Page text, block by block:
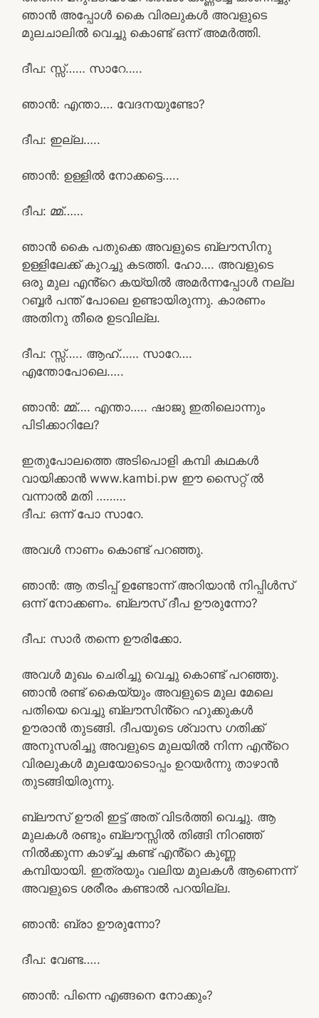
ഞാൻ അപ്പോൾ കൈ വിരലുകൾ അവളുടെ
മുലചാലിൽ വെച്ചു കൊണ്ട് ഒന്ന് അമർത്തി.
ദീപ: സ്സ്‌…… സാറേ…..
ഞാൻ: എന്താ…. വേദനയുണ്ടോ?
ദീപ: ഇല്ല…..
ഞാൻ: ഉള്ളിൽ നോക്കട്ടെ…..
ദീപ: മ്മ്……
ഞാൻ കൈ പതുക്കെ അവളുടെ ബ്ലൗസിനു
ഉള്ളിലേക്ക് കുറച്ചു കടത്തി. ഹോ…. അവളുടെ
ഒരു മുല എൻ്റെ കയ്യിൽ അമർന്നപ്പോൾ നല്ല
റബ്ബർ പന്ത് പോലെ ഉണ്ടായിരുന്നു. കാരണം
അതിനു തീരെ ഉടവില്ല.
ദീപ: സ്സ്‌….. ആഹ്…… സാറേ….
എന്തോപോലെ…..
ഞാൻ: മ്മ്…. എന്താ….. ഷാജു ഇതിലൊന്നും
പിടിക്കാറിലേ?
ഇതുപോലത്തെ അടിപൊളി കമ്പി കഥകൾ
വായിക്കാൻ www.kambi.pw ഈ സൈറ്റ് ൽ
വന്നാൽ മതി ………
ദീപ: ഒന്ന് പോ സാറേ.
അവൾ നാണം കൊണ്ട് പറഞ്ഞു.
ഞാൻ: ആ തടിപ്പ് ഉണ്ടോന്ന് അറിയാൻ നിപ്പിൾസ്
ഒന്ന് നോക്കണം. ബ്ലൗസ് ദീപ ഊരുന്നോ?
ദീപ: സാർ തന്നെ ഊരിക്കോ.
അവൾ മുഖം ചെരിച്ചു വെച്ചു കൊണ്ട് പറഞ്ഞു.
ഞാൻ രണ്ട് കൈയ്യും അവളുടെ മുല മേലെ
പതിയെ വെച്ചു ബ്ലൗസിൻ്റെ ഹുക്കുകൾ
ഊരാൻ തുടങ്ങി. ദീപയുടെ ശ്വാസ ഗതിക്ക്
അനുസരിച്ചു അവളുടെ മുലയിൽ നിന്ന എൻ്റെ
വിരലുകൾ മുലയോടൊപ്പം ഉറയർന്നു താഴാൻ
തുടങ്ങിയിരുന്നു.
ബ്ലൗസ് ഊരി ഇട്ട് അത് വിടർത്തി വെച്ചു. ആ
മുലകൾ രണ്ടും ബ്ലൗസ്സിൽ തിങ്ങി നിറഞ്ഞ്
നിൽക്കുന്ന കാഴ്ച്ച കണ്ട് എൻ്റെ കുണ്ണ
കമ്പിയായി. ഇത്രയും വലിയ മുലകൾ ആണെന്ന്
അവളുടെ ശരീരം കണ്ടാൽ പറയില്ല.
ഞാൻ: ബ്രാ ഊരുന്നോ?
ദീപ: വേണ്ട…..
ഞാൻ: പിന്നെ എങ്ങനെ നോക്കും?